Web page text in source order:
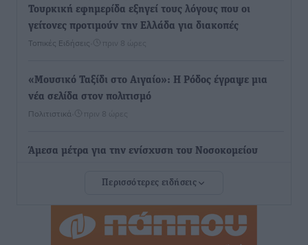
Τουρκική εφημερίδα εξηγεί τους λόγους που οι
γείτονες προτιμούν την Ελλάδα για διακοπές
Τοπικές Ειδήσεις πριν 8 ώρες
«Μουσικό Ταξίδι στο Αιγαίο»: Η Ρόδος έγραψε μια
νέα σελίδα στον πολιτισμό
Πολιτιστικά πριν 8 ώρες
Άμεσα μέτρα για την ενίσχυση του Νοσοκομείου
ανακοίνωσε ο Άδωνις Γεωργιάδης
Iατρικός Σύλλογος Ροδου προς Α. Γεωργιάδη:
Περισσότερες ειδήσεις